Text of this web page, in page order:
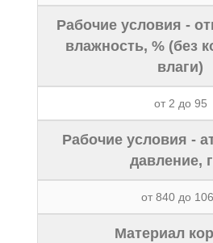
Рабочие условия -
влажность, % (без
влаги)
от 2 до 95
Рабочие условия -
давление,
от 840 до
Материал